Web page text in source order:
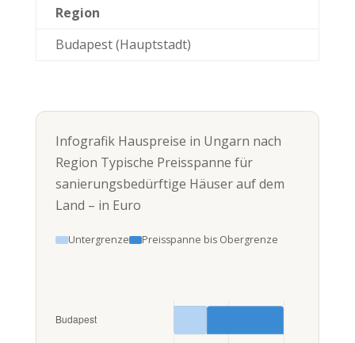
Region
Budapest (Hauptstadt)
Infografik Hauspreise in Ungarn nach
Region Typische Preisspanne für
sanierungsbedürftige Häuser auf dem
Land – in Euro
Untergrenze Preisspanne bis Obergrenze